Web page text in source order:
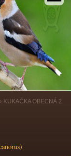
KUKAČKA OBECNÁ 2